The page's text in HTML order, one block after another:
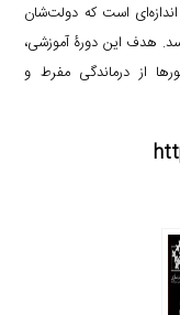
است که دولت‌شان
هدف این دورۀ آموزشی،
از درماندگی مفرط و